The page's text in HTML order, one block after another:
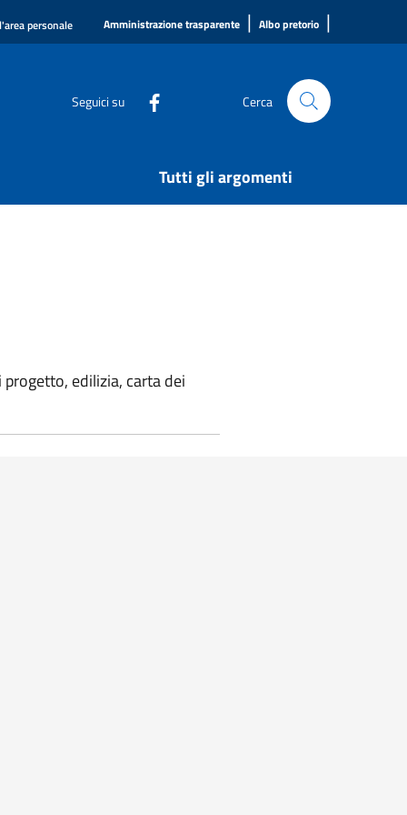
personale Amministrazione trasparente | Albo pretorio |
Seguici su Cerca
Tutti gli argomenti
edilizia, carta dei